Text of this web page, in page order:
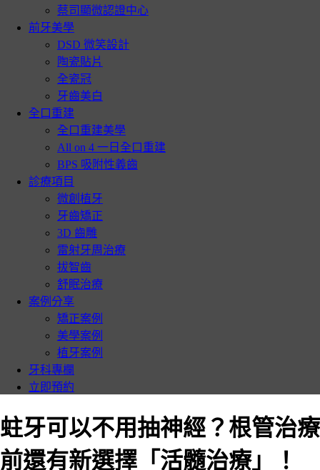
蔡司顯微認證中心
前牙美學
DSD 微笑設計
陶瓷貼片
全瓷冠
牙齒美白
全口重建
全口重建美學
All on 4 一日全口重建
BPS 吸附性義齒
診療項目
微創植牙
牙齒矯正
3D 齒雕
雷射牙周治療
拔智齒
舒眠治療
案例分享
矯正案例
美學案例
植牙案例
牙科專欄
立即預約
蛀牙可以不用抽神經？根管治療
前還有新選擇「活髓治療」！